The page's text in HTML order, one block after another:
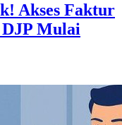
Akses Faktur
Mulai